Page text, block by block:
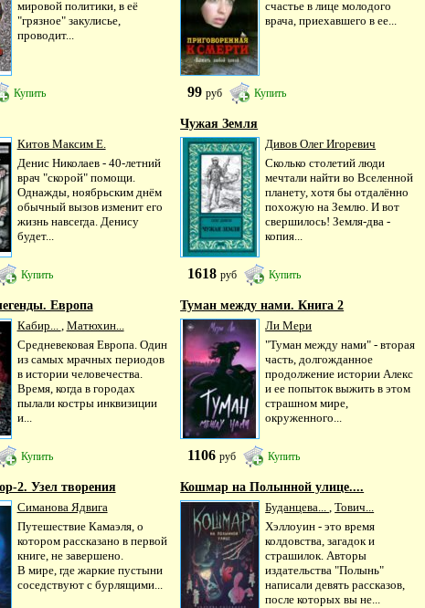
мировой политики, в её
"грязное" закулисье,
проводит...
Купить
счастье в лице молодого
врача, приехавшего в ее...
99руб Купить
Китов Максим Е.
Денис Николаев - 40-летний
врач "скорой" помощи.
Однажды, ноябрьским днём
обычный вызов изменит его
жизнь навсегда. Денису
будет...
Купить
Чужая Земля
Дивов Олег Игоревич
Сколько столетий люди
мечтали найти во Вселенной
планету, хотя бы отдалённо
похожую на Землю. И вот
свершилось! Земля-два -
копия...
1618руб Купить
Европа
Кабир... , Матюхин...
Средневековая Европа. Один
из самых мрачных периодов
в истории человечества.
Время, когда в городах
пылали костры инквизиции
и...
Купить
Туман между нами. Книга 2
Ли Мери
"Туман между нами" - вторая
часть, долгожданное
продолжение истории Алекс
и ее попыток выжить в этом
страшном мире,
окруженного...
1106руб Купить
2. Узел творения
Симанова Ядвига
Путешествие Камаэля, о
котором рассказано в первой
книге, не завершено.
В мире, где жаркие пустыни
соседствуют с бурлящими...
Кошмар на Полынной улице....
Буданцева...,Тович...
Хэллоуин - это время
колдовства, загадок и
страшилок. Авторы
издательства "Полынь"
написали девять рассказов,
после которых вы не...